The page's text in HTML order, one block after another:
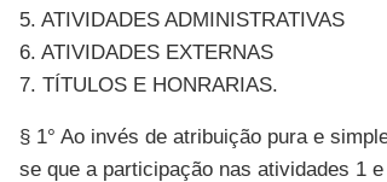
5. ATIVIDADES ADMINISTRATIVAS
6. ATIVIDADES EXTERNAS
7. TÍTULOS E HONRARIAS.
§ 1° Ao invés de atribuição pura e
se que a participação nas atividades 1